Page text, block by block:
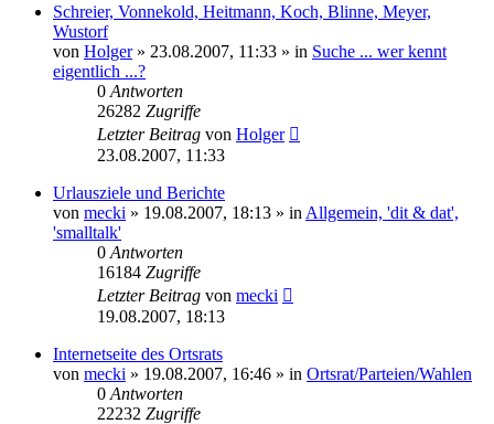
Schreier, Vonnekold, Heitmann, Koch, Blinne, Meyer,
Wustorf
von Holger» 23.08.2007, 11:33 » in Suche ... wer kennt
eigentlich ...?
0 Antworten
26282 Zugriffe
Letzter Beitrag von Holger
23.08.2007, 11:33
Urlausziele und Berichte
von mecki » 19.08.2007, 18:13 » in Allgemein, 'dit & dat',
'smalltalk'
0 Antworten
16184 Zugriffe
Letzter Beitrag von mecki
19.08.2007, 18:13
Internetseite des Ortsrats
von mecki » 19.08.2007, 16:46 » in Ortsrat/Parteien/Wahlen
0 Antworten
22232 Zugriffe